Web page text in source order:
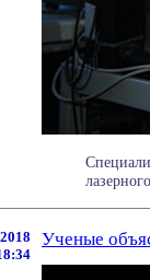
Ученые